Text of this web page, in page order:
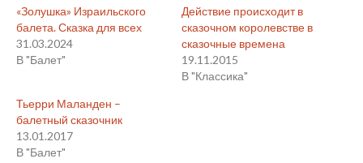
«Золушка» Израильского
балета. Сказка для всех
31.03.2024
В "Балет"
Действие происходит в
сказочном королевстве в
сказочные времена
19.11.2015
В "Классика"
Тьерри Маланден –
балетный сказочник
13.01.2017
В "Балет"